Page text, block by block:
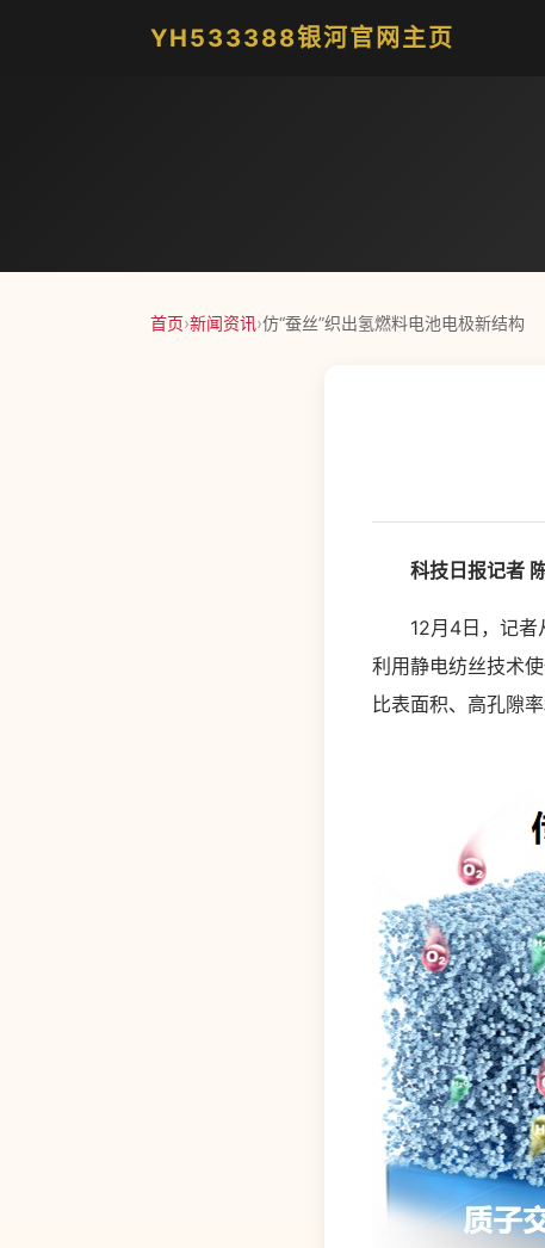
YH533388银河官网主页
首页›新闻资讯›仿“蚕丝”织出氢燃料电池电极新结构
科技日报记者 陈
12月4日，记者从
利用静电纺丝技术
比表面积、高孔隙